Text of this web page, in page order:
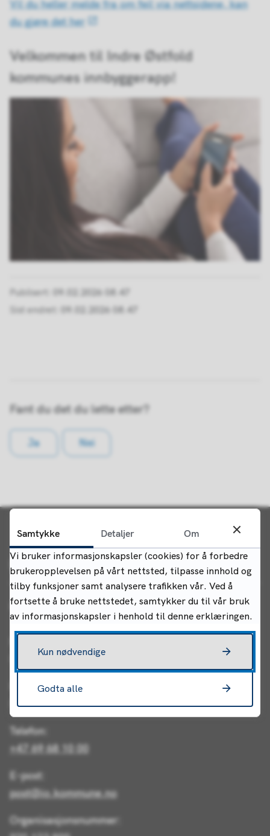
Vil du heller melde fra om feil via nettsidene, kan
du gjøre det her
Velkommen til Indre Østfold
kommunes innbyggerapp!
Publisert
09.02.2026 08.47
Sist endret
09.02.2026 08.47
Fant du det du lette etter?
Ja Nei
Kontakt oss
Indre Østfold kommune
Postboks 34, 1861 Trøgstad
Besøksadresse (rådhuset):
Rådhusgata 22, 1830 Askim
Telefon:
+47 69 68 10 00
E-post:
post@io.kommune.no
Organisasjonsnummer:
Samtykke Detaljer
Om
Vi bruker informasjonskapsler (cookies) for å forbedre
brukeropplevelsen på vårt nettsted, tilpasse innhold og
tilby funksjoner samt analysere trafikken vår. Ved å
fortsette å bruke nettstedet, samtykker du til vår bruk
av informasjonskapsler i henhold til denne erklæringen.
Kun nødvendige
Godta alle